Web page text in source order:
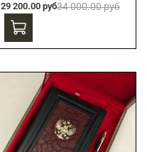
29 200.00 руб34 000.00 руб